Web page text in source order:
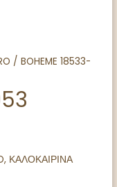
/ BOHEME 18533-
, ΚΑΛΟΚΑΙΡΙΝΑ